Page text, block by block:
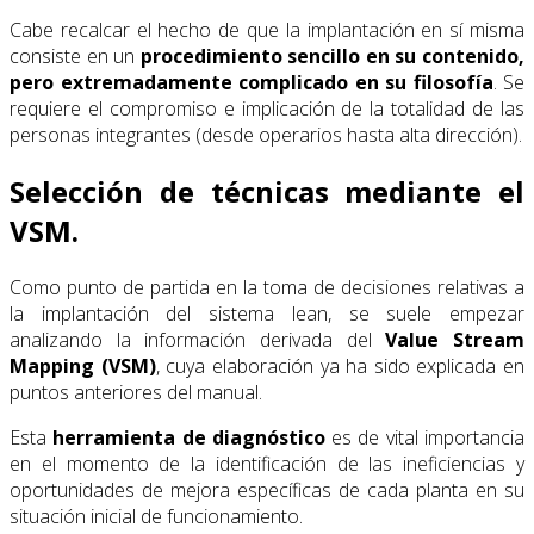
Cabe recalcar el hecho de que la implantación en sí misma
consiste en un procedimiento sencillo en su contenido,
pero extremadamente complicado en su filosofía. Se
requiere el compromiso e implicación de la totalidad de las
personas integrantes (desde operarios hasta alta dirección).
Selección de técnicas mediante el
VSM.
Como punto de partida en la toma de decisiones relativas a
la implantación del sistema lean, se suele empezar
analizando la información derivada delValue Stream
Mapping (VSM), cuya elaboración ya ha sido explicada en
puntos anteriores del manual.
Esta herramienta de diagnósticoes de vital importancia
en el momento de la identificación de las ineficiencias y
oportunidades de mejora específicas de cada planta en su
situación inicial de funcionamiento.